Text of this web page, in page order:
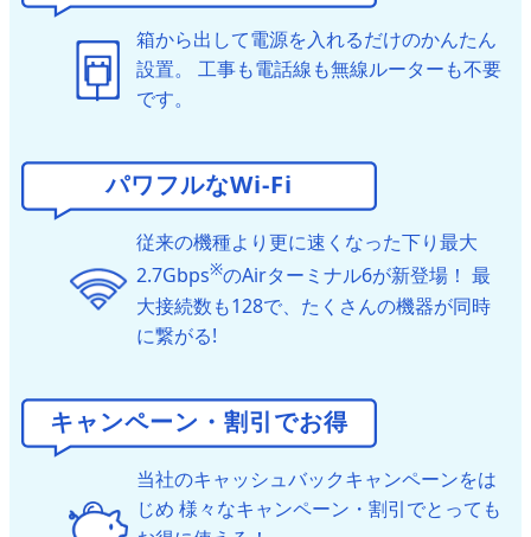
箱から出して電源を入れるだけのかんたん
設置。
工事も電話線も無線ルーターも不要
です。
パワフルなWi-Fi
従来の機種より更に速くなった下り最大
2.7Gbps※のAirターミナル6が新登場！ 最
大接続数も128で、たくさんの機器が同時
に繋がる!
キャンペーン・割引でお得
当社のキャッシュバックキャンペーンをは
じめ 様々なキャンペーン・割引でとっても